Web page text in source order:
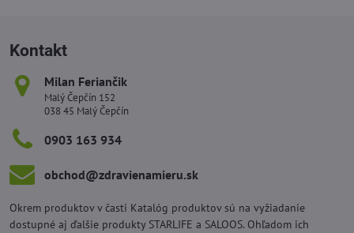
Kontakt
Milan Feriančik
Malý Čepčín 152
038 45 Malý Čepčín
0903 163 934
obchod​@zdravienamieru​.sk
Okrem produktov v časti Katalóg produktov sú na vyžiadanie
dostupné aj ďalšie produkty STARLIFE a SALOOS. Ohľadom ich